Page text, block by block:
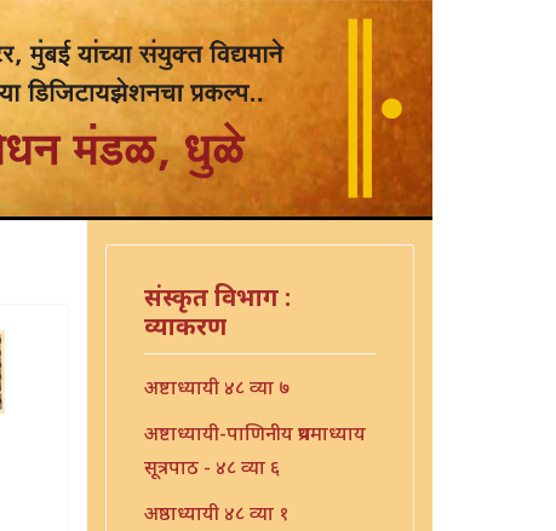
संस्कृत विभाग :
व्याकरण
अष्टाध्यायी ४८ व्या ७
अष्टाध्यायी-पाणिनीय प्रथमाध्याय
सूत्रपाठ - ४८ व्या ६
अष्ठाध्यायी ४८ व्या १